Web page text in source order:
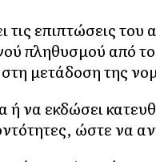
τις επιπτώσεις
πληθυσμού από
μετάδοση της
ή να εκδώσει
ώστε να